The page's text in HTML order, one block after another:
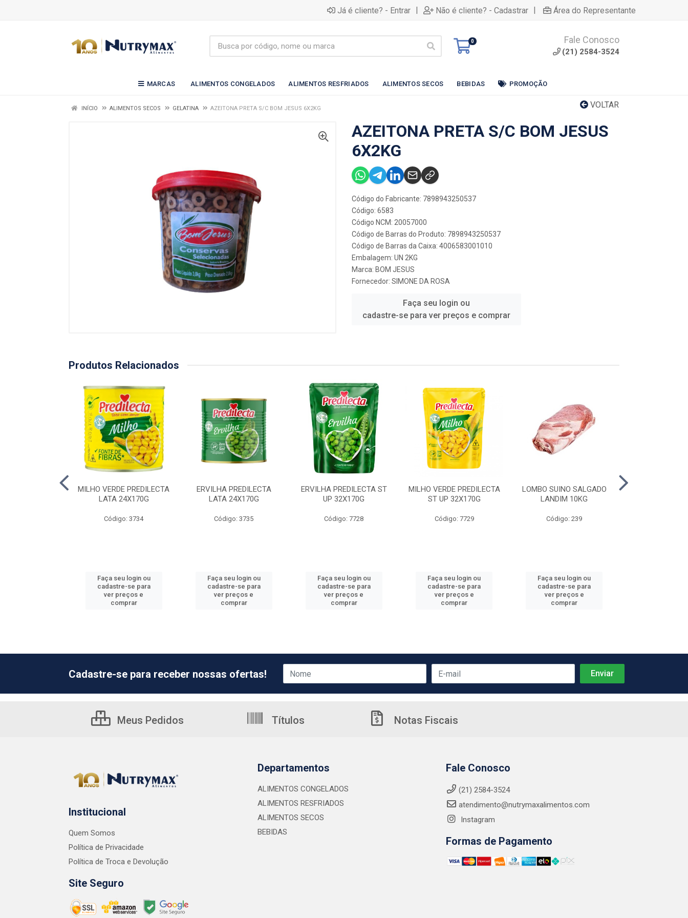
Já é cliente? - Entrar | Não é cliente? - Cadastrar | Área do Representante
0 Fale Conosco
(21) 2584-3524
MARCAS ALIMENTOS CONGELADOS ALIMENTOS RESFRIADOS ALIMENTOS SECOS BEBIDAS PROMOÇÃO
VOLTAR
INÍCIO ALIMENTOS SECOS GELATINA AZEITONA PRETA S/C BOM JESUS 6X2KG
AZEITONA PRETA S/C BOM JESUS
6X2KG
Código do Fabricante: 7898943250537
Código: 6583
Código NCM: 20057000
Código de Barras do Produto: 7898943250537
Código de Barras da Caixa: 4006583001010
Embalagem: UN 2KG
Marca: BOM JESUS
Fornecedor: SIMONE DA ROSA
Faça seu login ou
cadastre-se para ver preços e comprar
Produtos Relacionados
MILHO VERDE PREDILECTA
LATA 24X170G
Código: 3734
Faça seu login ou
cadastre-se para
ver preços e
comprar
ERVILHA PREDILECTA
LATA 24X170G
Código: 3735
Faça seu login ou
cadastre-se para
ver preços e
comprar
ERVILHA PREDILECTA ST
UP 32X170G
Código: 7728
Faça seu login ou
cadastre-se para
ver preços e
comprar
MILHO VERDE PREDILECTA
ST UP 32X170G
Código: 7729
Faça seu login ou
cadastre-se para
ver preços e
comprar
LOMBO SUINO SALGADO
LANDIM 10KG
Código: 239
Faça seu login ou
cadastre-se para
ver preços e
comprar
Cadastre-se para receber nossas ofertas!
Meus Pedidos Títulos Notas Fiscais
Institucional
Quem Somos
Política de Privacidade
Política de Troca e Devolução
Site Seguro
Departamentos
ALIMENTOS CONGELADOS
ALIMENTOS RESFRIADOS
ALIMENTOS SECOS
BEBIDAS
Fale Conosco
(21) 2584-3524
atendimento@nutrymaxalimentos.com
Instagram
Formas de Pagamento